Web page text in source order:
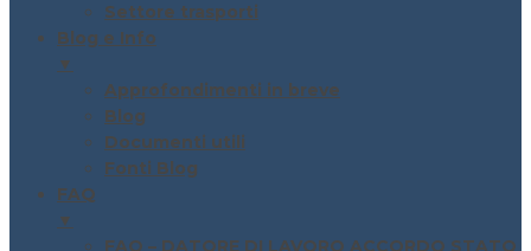
Settore trasporti
Blog e Info
▼
Approfondimenti in breve
Blog
Documenti utili
Fonti Blog
FAQ
▼
FAQ – DATORE DI LAVORO ACCORDO STATO